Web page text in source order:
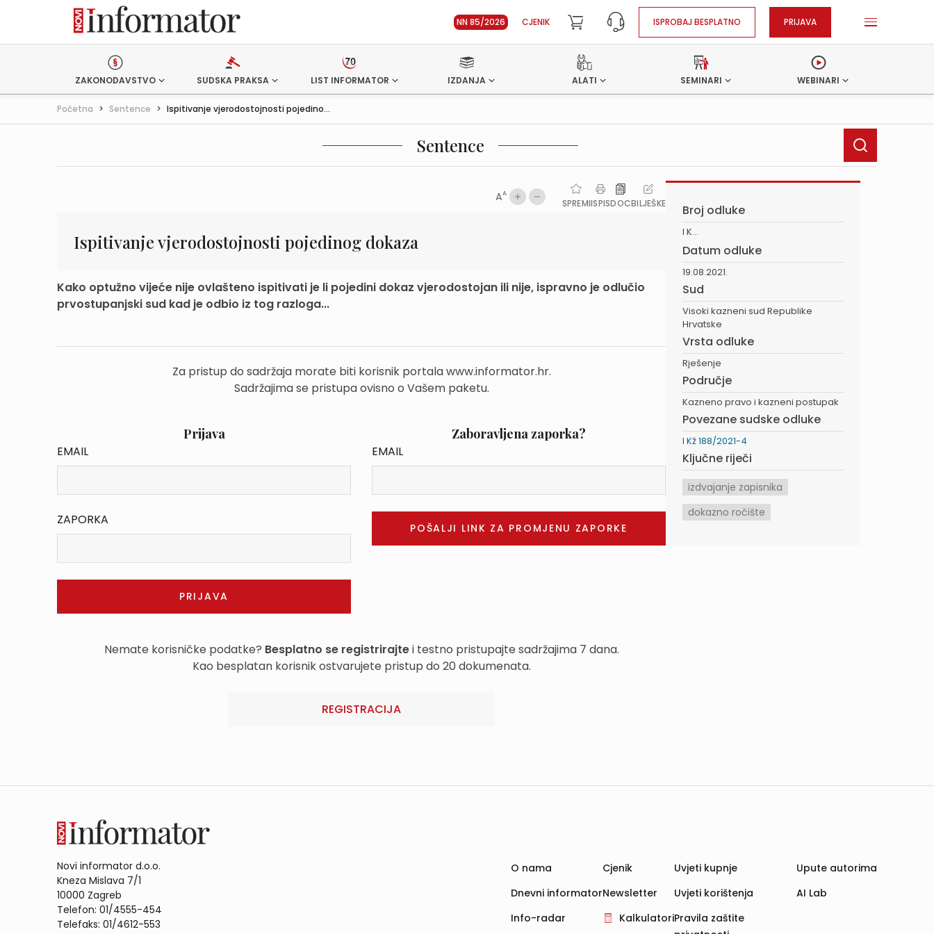
NN 85/2026 CJENIK ISPROBAJ BESPLATNO PRIJAVA
ZAKONODAVSTVO SUDSKA PRAKSA LIST INFORMATOR IZDANJA ALATI SEMINARI WEBINARI
Početna > Sentence > Ispitivanje vjerodostojnosti pojedino...
Sentence
AA
SPREMIISPISDOCBILJEŠKE
Ispitivanje vjerodostojnosti pojedinog dokaza
Kako optužno vijeće nije ovlašteno ispitivati je li pojedini dokaz vjerodostojan ili nije, ispravno je odlučio
prvostupanjski sud kad je odbio iz tog razloga...
Za pristup do sadržaja morate biti korisnik portala www.informator.hr.
Sadržajima se pristupa ovisno o Vašem paketu.
Prijava
EMAIL
ZAPORKA
Zaboravljena zaporka?
EMAIL
Nemate korisničke podatke? Besplatno se registrirajtei testno pristupajte sadržajima 7 dana.
Kao besplatan korisnik ostvarujete pristup do 20 dokumenata.
REGISTRACIJA
Broj odluke
I K...
Datum odluke
19.08.2021.
Sud
Visoki kazneni sud Republike
Hrvatske
Vrsta odluke
Rješenje
Područje
Kazneno pravo i kazneni postupak
Povezane sudske odluke
I Kž 188/2021-4
Ključne riječi
izdvajanje zapisnika
dokazno ročište
Novi informator d.o.o.
Kneza Mislava 7/1
10000 Zagreb
Telefon: 01/4555-454
Telefaks: 01/4612-553
O nama
Dnevni informator
Info-radar
Cjenik
Newsletter
Kalkulatori
Uvjeti kupnje
Uvjeti korištenja
Pravila zaštite
Upute autorima
AI Lab